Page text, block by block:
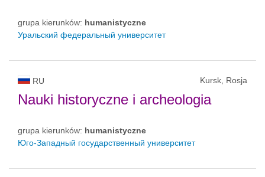
grupa kierunków: humanistyczne
Уральский федеральный университет
RU Kursk, Rosja
Nauki historyczne i archeologia
grupa kierunków: humanistyczne
Юго-Западный государственный университет